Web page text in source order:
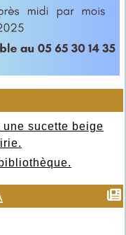
sucette beige